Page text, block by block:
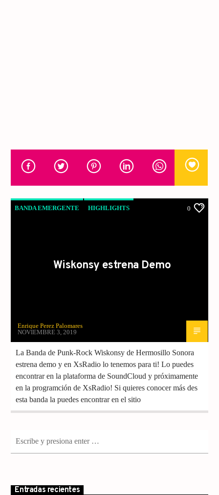
BANDA EMERGENTE HIGHLIGHTS 0
Wiskonsy estrena Demo
Enrique Perez Palomares
NOVIEMBRE 3, 2019
La Banda de Punk-Rock Wiskonsy de Hermosillo Sonora
estrena demo y en XsRadio lo tenemos para ti! Lo puedes
encontrar en la plataforma de SoundCloud y próximamente
en la programción de XsRadio! Si quieres conocer más des
esta banda la puedes encontrar en el sitio
Entradas recientes